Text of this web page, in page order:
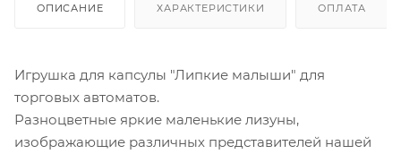
ОПИСАНИЕ ХАРАКТЕРИСТИКИ ОПЛАТА
Игрушка для капсулы "Липкие малыши" для
торговых автоматов.
Разноцветные яркие маленькие лизуны,
изображающие различных представителей нашей